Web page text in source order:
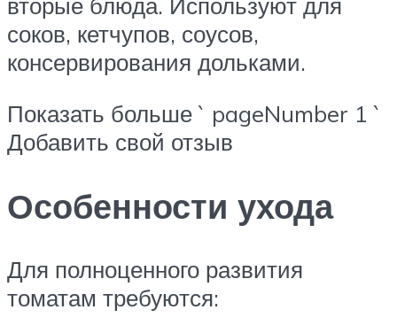
соков, кетчупов, соусов,
консервирования дольками.
Показать больше ` pageNumber 1 `
Добавить свой отзыв
Особенности ухода
Для полноценного развития
томатам требуются: